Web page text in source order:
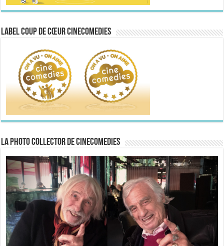
Label Coup de Cœur CineComedies
La Photo collector de CineComedies